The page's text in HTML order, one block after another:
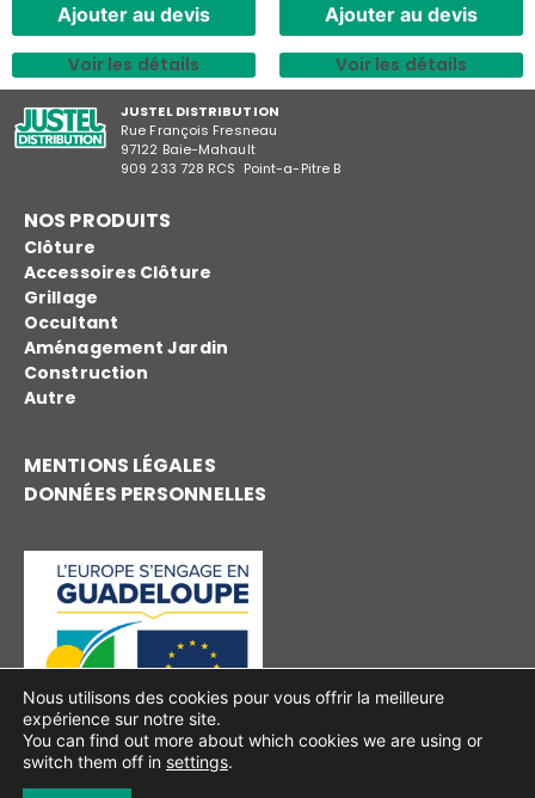
Ajouter au devis
Voir les détails
Ajouter au devis
Voir les détails
JUSTEL DISTRIBUTION
Rue François Fresneau
97122 Baie-Mahault
909 233 728 RCS Point-a-Pitre B
NOS PRODUITS
Clôture
Accessoires Clôture
Grillage
Occultant
Aménagement Jardin
Construction
Autre
MENTIONS LÉGALES
DONNÉES PERSONNELLES
2023 – 2026© Justel Distribution réalisé par
Nous utilisons des cookies pour vous offrir la meilleure
expérience sur notre site.
You can find out more about which cookies we are using or
switch them off in settings.